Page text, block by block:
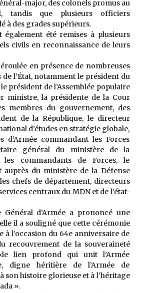
major, des colonels promus au
tandis que plusieurs officiers
à des grades supérieurs.
également été remises à plusieurs
civils en reconnaissance de leurs
en présence de nombreuses
l’État, notamment le président du
président de l’Assemblée populaire
ministre, la présidente de la Cour
membres du gouvernement, des
de la République, le directeur
d’études en stratégie globale,
d’Armée commandant les Forces
général du ministère de la
les commandants de Forces, le
auprès du ministère de la Défense
chefs de département, directeurs
centraux du MDN et de l’état-
Général d’Armée a prononcé une
il a souligné que cette cérémonie
à l’occasion du 64e anniversaire de
recouvrement de la souveraineté
lien profond qui unit l’Armée
digne héritière de l’Armée de
son histoire glorieuse et à l’héritage
».